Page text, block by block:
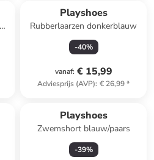
Playshoes
Rubberlaarzen donkerblauw
-40%
vanaf: € 15,99
Adviesprijs (AVP): € 26,99*
Playshoes
Zwemshort blauw/paars
-39%